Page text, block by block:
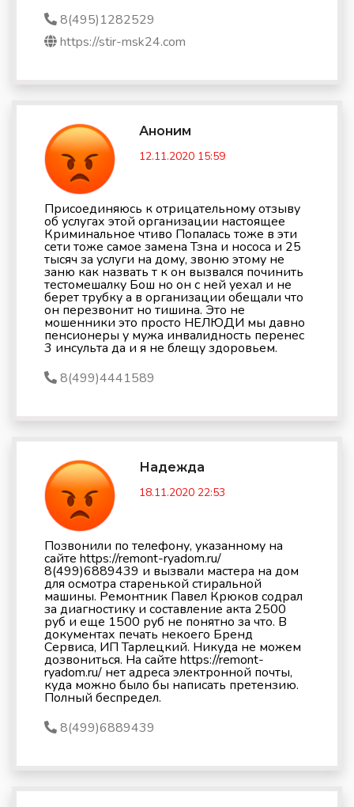
8(495)1282529
https://stir-msk24.com
Аноним
12.11.2020 15:59
Присоединяюсь к отрицательному отзыву
об услугах этой организации настоящее
Криминальное чтиво Попалась тоже в эти
сети тоже самое замена Тзна и нососа и 25
тысяч за услуги на дому, звоню этому не
заню как назвать т к он вызвался починить
тестомешалку Бош но он с ней уехал и не
берет трубку а в организации обещали что
он перезвонит но тишина. Это не
мошенники это просто НЕЛЮДИ мы давно
пенсионеры у мужа инвалидность перенес
3 инсульта да и я не блещу здоровьем.
8(499)4441589
Надежда
18.11.2020 22:53
Позвонили по телефону, указанному на
сайте https://remont-ryadom.ru/
8(499)6889439 и вызвали мастера на дом
для осмотра старенькой стиральной
машины. Ремонтник Павел Крюков содрал
за диагностику и составление акта 2500
руб и еще 1500 руб не понятно за что. В
документах печать некоего Бренд
Сервиса, ИП Тарлецкий. Никуда не можем
дозвониться. На сайте https://remont-
ryadom.ru/ нет адреса электронной почты,
куда можно было бы написать претензию.
Полный беспредел.
8(499)6889439